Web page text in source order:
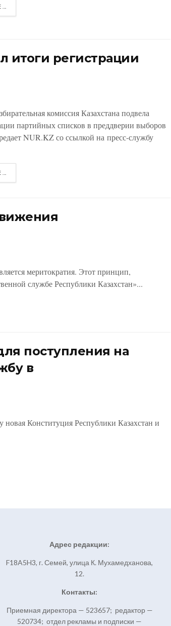
итоги регистрации
комиссия Казахстана подвела
партийных списков в преддверии выборов
NUR.KZ со ссылкой на пресс-службу
меритократия. Этот принцип,
службе Республики Казахстан»...
поступления на
в
Конституция Республики Казахстан и
Адрес редакции:
F18A5H3, г. Семей, улица К. Мухамедханова,
12.
Контакты:
Приемная директора — 523657; редактор —
520734; отдел рекламы и подписки —